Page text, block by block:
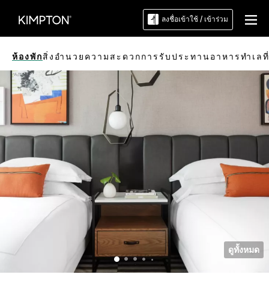
ลงชื่อเข้าใช้ / เข้าร่วม
ห้องพักสิ่งอำนวยความสะดวกการรับประทานอาหารทำเล
ดูทั้งหมด